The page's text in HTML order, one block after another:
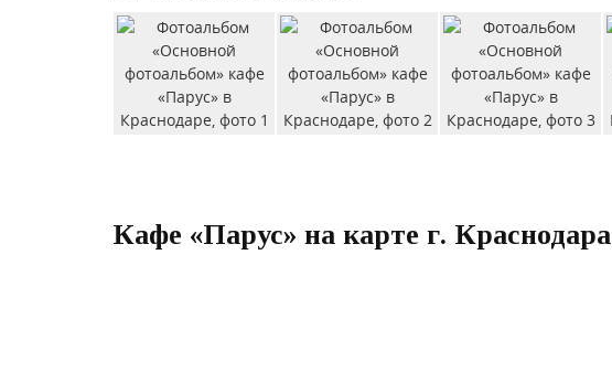
Кафе «Парус» на карте г. Краснодара